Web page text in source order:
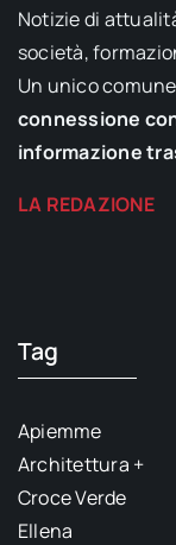
Notizie di
società,
Un unico
connessione
informazione
LA REDAZIONE
Tag
Apiemme
Architettura +
Croce Verde
Ellena